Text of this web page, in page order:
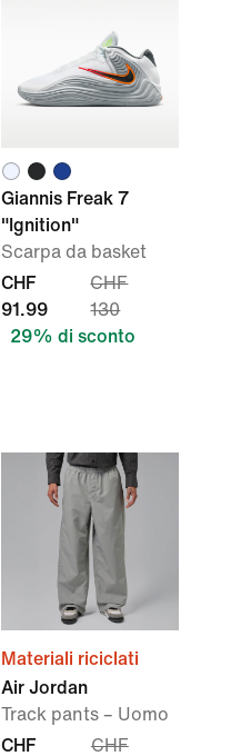
Giannis Freak 7
"Ignition"
Scarpa da basket
CHF
91.99
CHF
130
29% di sconto
Materiali riciclati
Air Jordan
Track pants – Uomo
CHF
CHF